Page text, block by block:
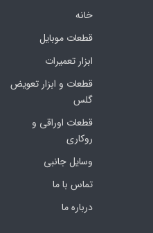
خانه
قطعات موبایل
ابزار تعمیرات
قطعات و ابزار تعویض
گلس
قطعات اوراقی و
روکاری
وسایل جانبی
تماس با ما
درباره ما